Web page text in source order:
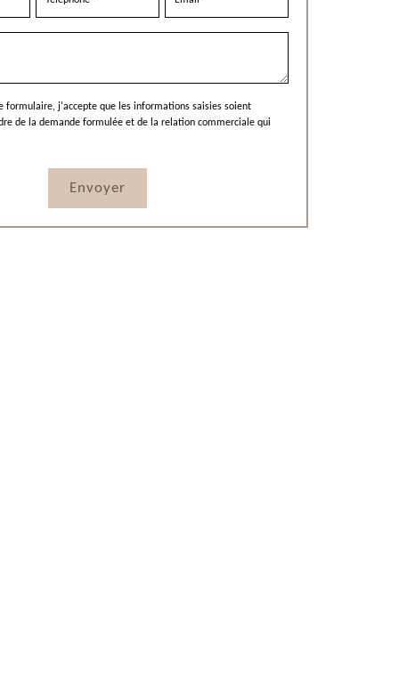
formulaire, j'accepte que les informations saisies soient
de la demande formulée et de la relation commerciale qui